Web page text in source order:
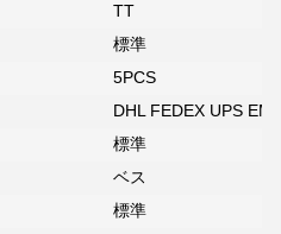
TT
標準
5PCS
DHL FEDEX UPS
標準
ベス
標準